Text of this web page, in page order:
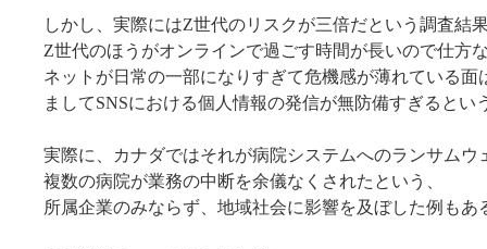
しかし、実際にはZ世代のリスクが三倍だという調査結
Z世代のほうがオンラインで過ごす時間が長いので仕方
ネットが日常の一部になりすぎて危機感が薄れている面
ましてSNSにおける個人情報の発信が無防備すぎるとい
実際に、カナダではそれが病院システムへのランサムウ
複数の病院が業務の中断を余儀なくされたという、
所属企業のみならず、地域社会に影響を及ぼした例もあ